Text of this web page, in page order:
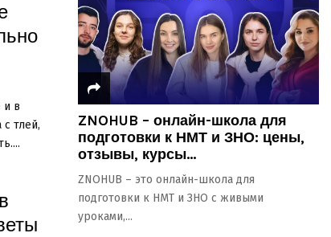
и в
тлей,
ZNOHUB – онлайн-школа для
подготовки к НМТ и ЗНО: цены,
отзывы, курсы...
ZNOHUB – это онлайн-школа для
подготовки к НМТ и ЗНО с живыми
уроками,...